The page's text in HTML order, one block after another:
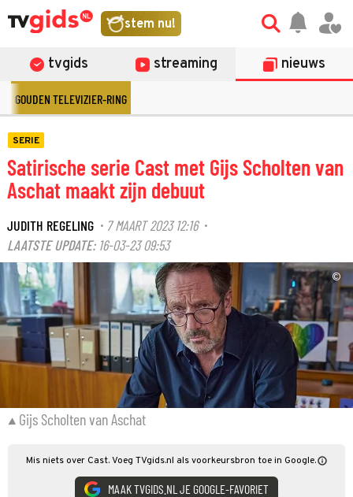
stem nu!
tvgids streaming nieuws
GOUDEN TELEVIZIER-RING
SERIE
Satirische serie Cast met Gijs Scholten van
Aschat maakt zijn debuut
JUDITH REGELING · 7 MAART 2023 12:16·
LAATSTE UPDATE: 16-03-23 09:53
©
Gijs Scholten van Aschat
Mis niets over Cast. Voeg TVgids.nl als voorkeursbron toe in Google.
MAAK TVGIDS.NL JE GOOGLE-FAVORIET